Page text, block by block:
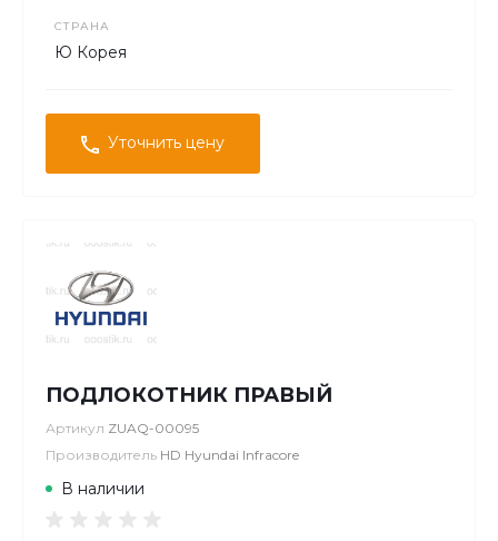
СТРАНА
Ю Корея
Уточнить цену
ПОДЛОКОТНИК ПРАВЫЙ
Артикул ZUAQ-00095
Производитель HD Hyundai Infracore
В наличии